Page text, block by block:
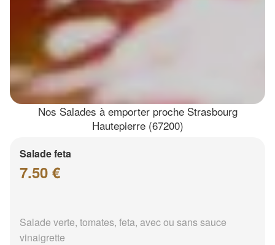
Nos Salades à emporter proche Strasbourg
Hautepierre (67200)
Salade feta
7.50 €
Salade verte, tomates, feta, avec ou sans sauce
vinaigrette